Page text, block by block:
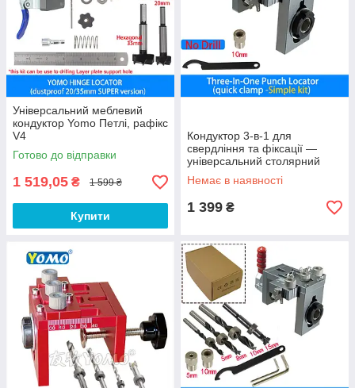
Універсальний меблевий
кондуктор Yomo Петлі, рафікс
V4
Готово до відправки
1 519,05 ₴ 1 599 ₴
Купити
Кондуктор 3-в-1 для
свердління та фіксації —
універсальний столярний
шаблон із швидким
затискачем V1
Немає в наявності
1 399 ₴